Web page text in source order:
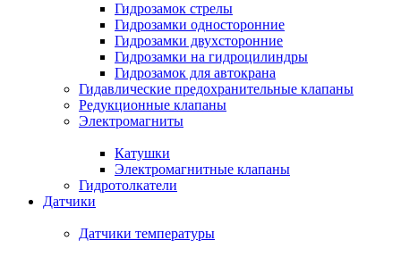
Гидрозамок стрелы
Гидрозамки односторонние
Гидрозамки двухсторонние
Гидрозамки на гидроцилиндры
Гидрозамок для автокрана
Гидавлические предохранительные клапаны
Редукционные клапаны
Электромагниты
Катушки
Электромагнитные клапаны
Гидротолкатели
Датчики
Датчики температуры